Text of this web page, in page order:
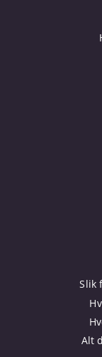
Slik
Alt